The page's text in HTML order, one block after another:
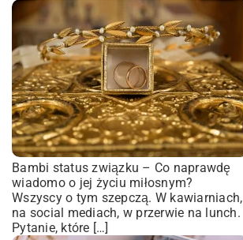
Bambi status związku – Co naprawdę
wiadomo o jej życiu miłosnym?
Wszyscy o tym szepczą. W kawiarniach,
na social mediach, w przerwie na lunch.
Pytanie, które […]